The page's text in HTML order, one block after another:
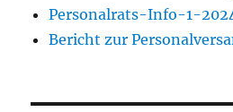
Personalrats-Info-1-
Bericht zur